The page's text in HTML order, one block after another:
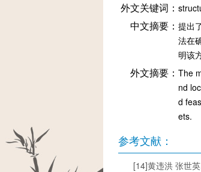
外文关键词：
中文摘要： 提出
法在
明该
外文摘要： The
nd
d
ets.
参考文献：
[14]黄违洪 张世